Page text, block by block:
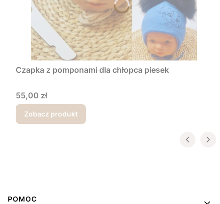
Czapka z pomponami dla chłopca piesek
Cena
55,00 zł
Zobacz produkt
Linki w stopce
POMOC